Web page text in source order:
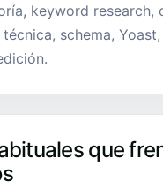
keyword research,
schema,
que